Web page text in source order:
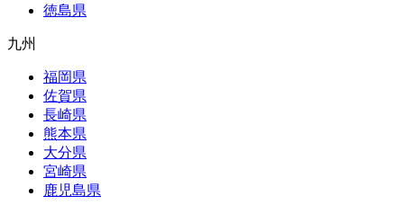
徳島県
九州
福岡県
佐賀県
長崎県
熊本県
大分県
宮崎県
鹿児島県